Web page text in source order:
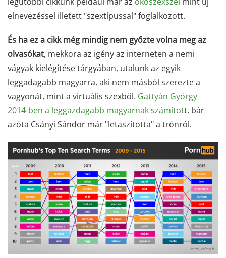
elnevezéssel illetett "szextípussal" foglalkozott.
És ha ez a cikk még mindig nem győzte volna meg az
olvasókat, mekkora az igény az interneten a nemi
vágyak kielégítése tárgyában, utalunk az egyik
leggadagabb magyarra, aki nem másból szerezte a
vagyonát, mint a virtuális szexből. Gattyán György
2014-ben a leggazdagabb magyarnak számított, bár
azóta Csányi Sándor már "letaszította" a trónról.